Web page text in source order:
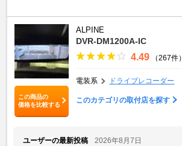
この商品の
価格を比較する
ALPINE
DVR-DM1200A-IC
4.49 （267件）
電装系 ドライブレコーダー
このカテゴリの取付店を探す
ユーザーの最新投稿
2026年8月7日